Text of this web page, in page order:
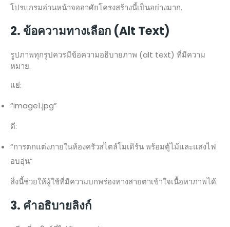
โปรแกรมอ่านหน้าจออาศัยโครงสร้างนี้เป็นอย่างมาก.
2. ข้อความทางเลือก (Alt Text)
รูปภาพทุกรูปควรมีข้อความอธิบายภาพ (alt text) ที่มีความ
หมาย.
แย่:
“image1.jpg”
ดี:
“การตกแต่งภายในห้องครัวสไตล์โมเดิร์น พร้อมตู้ไม้และแสงไฟ
อบอุ่น”
สิ่งนี้ช่วยให้ผู้ใช้ที่มีความบกพร่องทางสายตาเข้าใจเนื้อหาภาพได้.
3. คำอธิบายลิงก์